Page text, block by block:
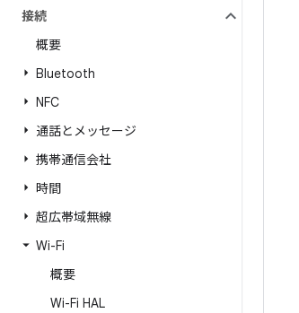
接続
概要
Bluetooth
NFC
通話とメッセージ
携帯通信会社
時間
超広帯域無線
Wi-Fi
概要
Wi-Fi HAL